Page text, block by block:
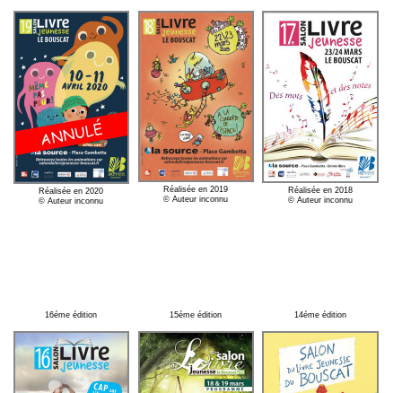
Réalisée en 2020
© Auteur inconnu
Réalisée en 2019
© Auteur inconnu
Réalisée en 2018
© Auteur inconnu
16éme édition 15éme édition 14éme édition